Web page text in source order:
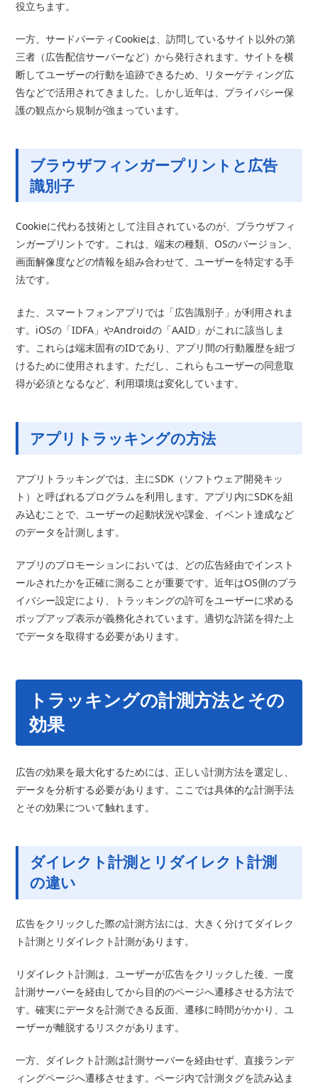
役立ちます。
一方、サードパーティCookieは、訪問しているサイト以外の第
三者（広告配信サーバーなど）から発行されます。サイトを横
断してユーザーの行動を追跡できるため、リターゲティング広
告などで活用されてきました。しかし近年は、プライバシー保
護の観点から規制が強まっています。
ブラウザフィンガープリントと広告
識別子
Cookieに代わる技術として注目されているのが、ブラウザフィ
ンガープリントです。これは、端末の種類、OSのバージョン、
画面解像度などの情報を組み合わせて、ユーザーを特定する手
法です。
また、スマートフォンアプリでは「広告識別子」が利用されま
す。iOSの「IDFA」やAndroidの「AAID」がこれに該当しま
す。これらは端末固有のIDであり、アプリ間の行動履歴を紐づ
けるために使用されます。ただし、これらもユーザーの同意取
得が必須となるなど、利用環境は変化しています。
アプリトラッキングの方法
アプリトラッキングでは、主にSDK（ソフトウェア開発キッ
ト）と呼ばれるプログラムを利用します。アプリ内にSDKを組
み込むことで、ユーザーの起動状況や課金、イベント達成など
のデータを計測します。
アプリのプロモーションにおいては、どの広告経由でインスト
ールされたかを正確に測ることが重要です。近年はOS側のプラ
イバシー設定により、トラッキングの許可をユーザーに求める
ポップアップ表示が義務化されています。適切な許諾を得た上
でデータを取得する必要があります。
トラッキングの計測方法とその
効果
広告の効果を最大化するためには、正しい計測方法を選定し、
データを分析する必要があります。ここでは具体的な計測手法
とその効果について触れます。
ダイレクト計測とリダイレクト計測
の違い
広告をクリックした際の計測方法には、大きく分けてダイレク
ト計測とリダイレクト計測があります。
リダイレクト計測は、ユーザーが広告をクリックした後、一度
計測サーバーを経由してから目的のページへ遷移させる方法で
す。確実にデータを計測できる反面、遷移に時間がかかり、ユ
ーザーが離脱するリスクがあります。
一方、ダイレクト計測は計測サーバーを経由せず、直接ランデ
ィングページへ遷移させます。ページ内で計測タグを読み込ま